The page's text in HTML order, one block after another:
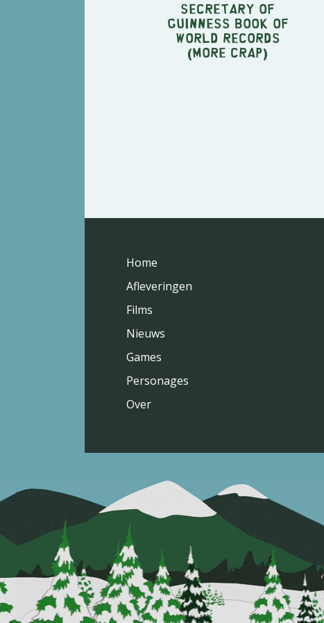
Secretary of
Guinness Book of
World Records
(More Crap)
Home
Afleveringen
Films
Nieuws
Games
Personages
Over